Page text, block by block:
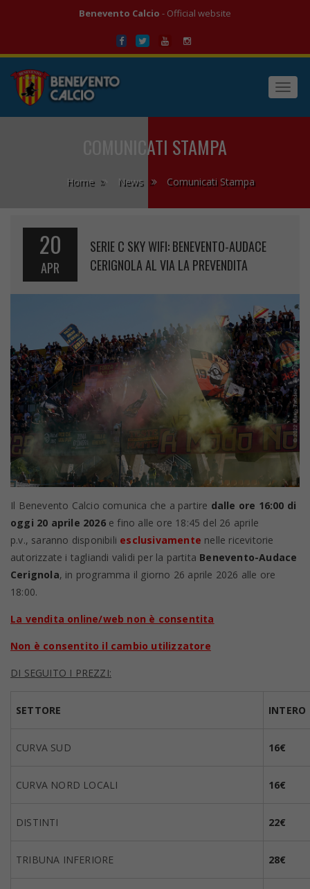
Benevento Calcio - Official website
COMUNICATI STAMPA
Home News Comunicati Stampa
20
APR
SERIE C SKY WIFI: BENEVENTO-AUDACE
CERIGNOLA AL VIA LA PREVENDITA
Il Benevento Calcio comunica che a partire dalle ore 16:00 di
oggi 20 aprile 2026e fino alle ore 18:45 del 26 aprile
p.v., saranno disponibili esclusivamente nelle ricevitorie
autorizzate i tagliandi validi per la partita Benevento-Audace
Cerignola, in programma il giorno 26 aprile 2026 alle ore
18:00.
La vendita online/web non è consentita
Non è consentito il cambio utilizzatore
DI SEGUITO I PREZZI:
SETTORE INTERO
CURVA SUD 16€
CURVA NORD LOCALI 16€
DISTINTI 22€
TRIBUNA INFERIORE 28€